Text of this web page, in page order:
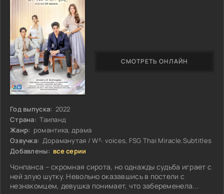
Год выпуска: 2022
Страна: Таиланд
Жанр: романтика, драма
Озвучка: Дораманутая / W³: voices, FSG Thai Miracle.Subtitles
Добавлены: все серии
Чонпанса – скромная сирота, но однажды судьба играет с
ней злую шутку. Невольно оказавшись в постели с
незнакомцем, девушка понимает, что забеременела...
СМОТРЕТЬ ОНЛАЙН